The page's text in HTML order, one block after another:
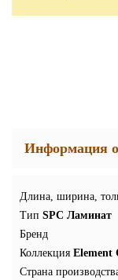
Информация
Длина, ширина,
Тип SPC Ламинат
Бренд
Коллекция Element
Страна